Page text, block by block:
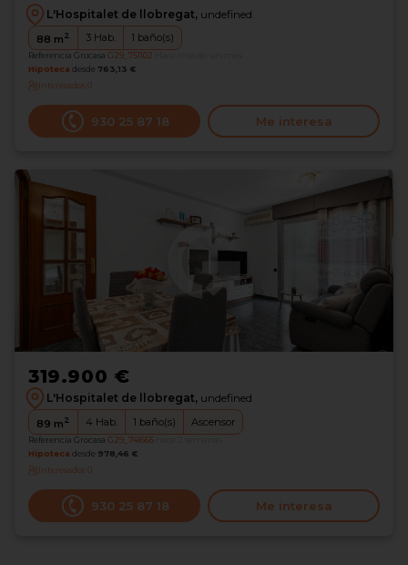
L'Hospitalet de llobregat, undefined
88 m2 3 Hab. 1 baño(s)
Referencia Grocasa G29_751102
Hipoteca desde 763,13 €
Interesados0
930 25 87 18 Me interesa
319.900 €
L'Hospitalet de llobregat, undefined
89 m2 4 Hab. 1 baño(s) Ascensor
Referencia Grocasa G29_741665
Hipoteca desde 978,46 €
Interesados0
930 25 87 18 Me interesa